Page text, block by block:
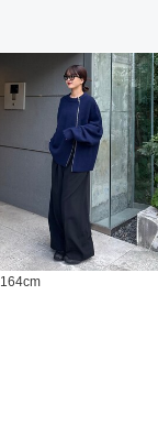
164cm